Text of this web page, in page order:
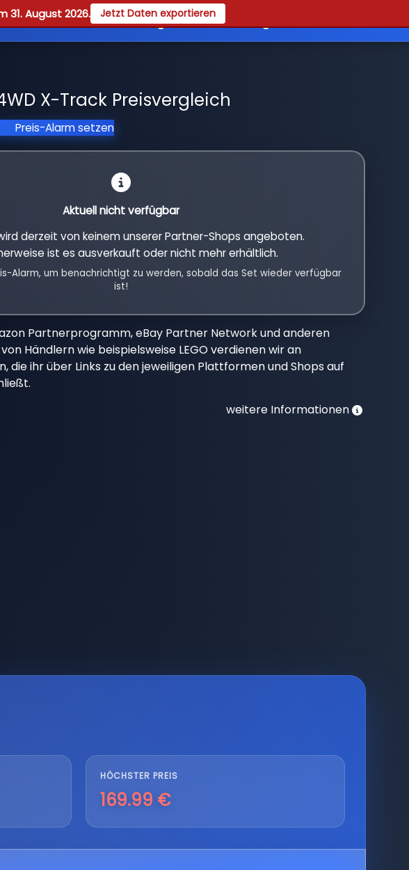
August 2026. Jetzt Daten exportieren
Guides Registrieren
X-Track Preisvergleich
Preis-Alarm setzen
Aktuell nicht verfügbar
derzeit von keinem unserer Partner-Shops angeboten.
ist es ausverkauft oder nicht mehr erhältlich.
Alarm, um benachrichtigt zu werden, sobald das Set wieder verfügbar
ist!
Partnerprogramm, eBay Partner Network und anderen
Händlern wie beispielsweise LEGO verdienen wir an
die ihr über Links zu den jeweiligen Plattformen und Shops auf
weitere Informationen
HÖCHSTER PREIS
169.99 €